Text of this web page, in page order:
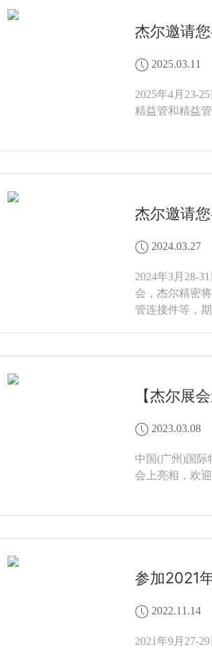
杰尔邀请
2025.03.11
2025年4月23-
精益管和精益
杰尔邀请
2024.03.27
2024年3月28-
会，杰尔精密
管连接件等，
【杰尔展
2023.03.08
中国(广州)国际
会上亮相，欢
参加2021
2022.11.14
2021年9月27-